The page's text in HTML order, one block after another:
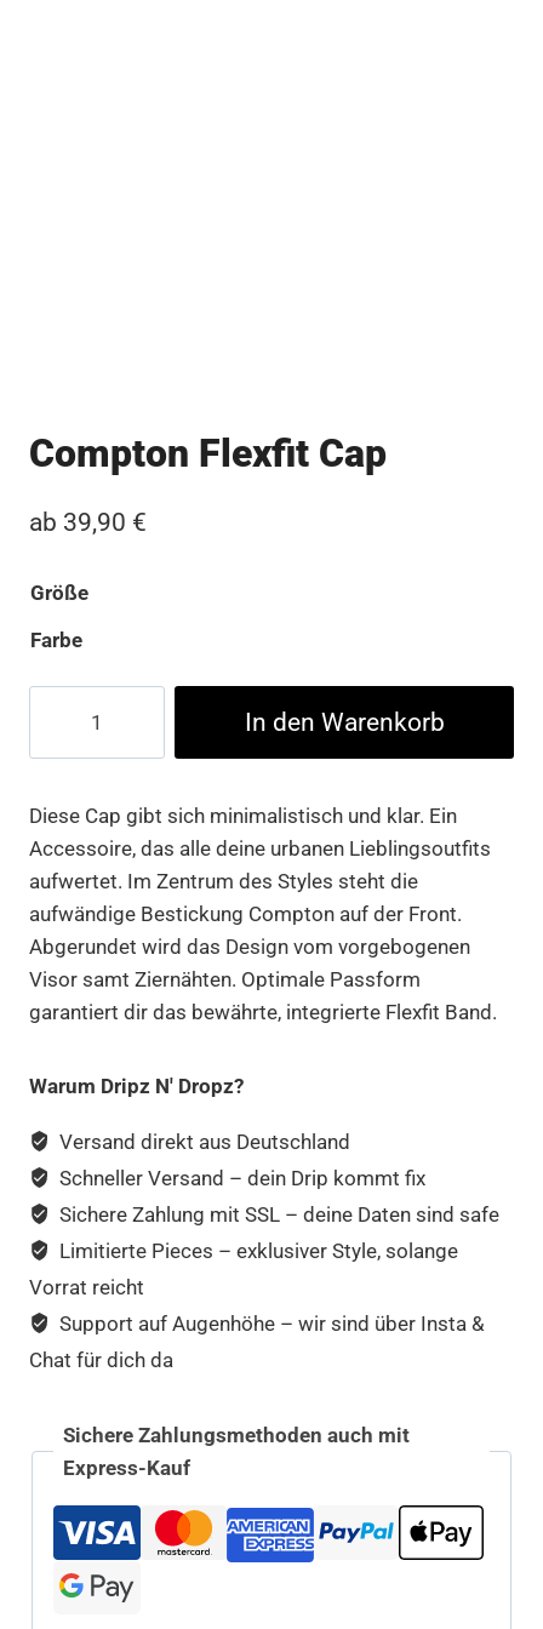
Compton Flexfit Cap
ab 39,90 €
Größe
Farbe
Cap
In den Warenkorb
Diese Cap gibt sich minimalistisch und klar. Ein
Accessoire, das alle deine urbanen Lieblingsoutfits
aufwertet. Im Zentrum des Styles steht die
aufwändige Bestickung Compton auf der Front.
Abgerundet wird das Design vom vorgebogenen
Visor samt Ziernähten. Optimale Passform
garantiert dir das bewährte, integrierte Flexfit Band.
Warum Dripz N' Dropz?
Versand direkt aus Deutschland
Schneller Versand – dein Drip kommt fix
Sichere Zahlung mit SSL – deine Daten sind safe
Limitierte Pieces – exklusiver Style, solange
Vorrat reicht
Support auf Augenhöhe – wir sind über Insta &
Chat für dich da
Sichere Zahlungsmethoden auch mit
Express-Kauf